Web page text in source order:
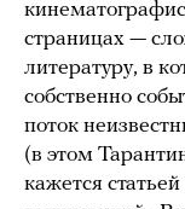
страницах —
литературу, в
собственно
поток
(в этом
кажется